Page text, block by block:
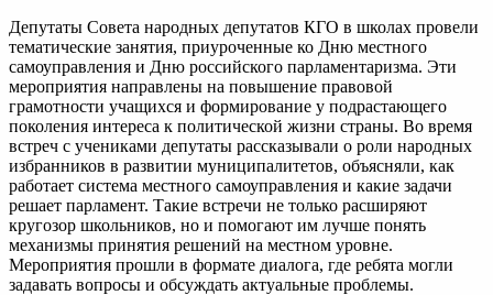
Депутаты Совета народных депутатов КГО в школах провели
тематические занятия, приуроченные ко Дню местного
самоуправления и Дню российского парламентаризма. Эти
мероприятия направлены на повышение правовой
грамотности учащихся и формирование у подрастающего
поколения интереса к политической жизни страны. Во время
встреч с учениками депутаты рассказывали о роли народных
избранников в развитии муниципалитетов, объясняли, как
работает система местного самоуправления и какие задачи
решает парламент. Такие встречи не только расширяют
кругозор школьников, но и помогают им лучше понять
механизмы принятия решений на местном уровне.
Мероприятия прошли в формате диалога, где ребята могли
задавать вопросы и обсуждать актуальные проблемы.